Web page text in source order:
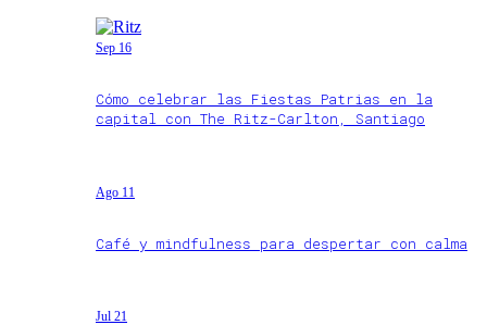
Sep 16
Cómo celebrar las Fiestas Patrias en la
capital con The Ritz-Carlton, Santiago
Ago 11
Café y mindfulness para despertar con calma
Jul 21